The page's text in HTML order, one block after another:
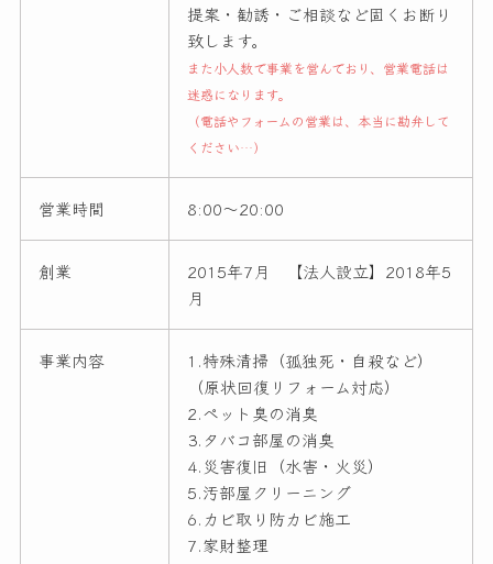
提案・勧誘・ご相談など固くお断り
致します。
また小人数で事業を営んでおり、営業電話は
迷惑になります。
（電話やフォームの営業は、本当に勘弁して
ください…）
営業時間 8:00〜20:00
創業
2015年7月 【法人設立】2018年5
月
事業内容
1.特殊清掃（孤独死・自殺など）
（原状回復リフォーム対応）
2.ペット臭の消臭
3.タバコ部屋の消臭
4.災害復旧（水害・火災）
5.汚部屋クリーニング
6.カビ取り防カビ施工
7.家財整理